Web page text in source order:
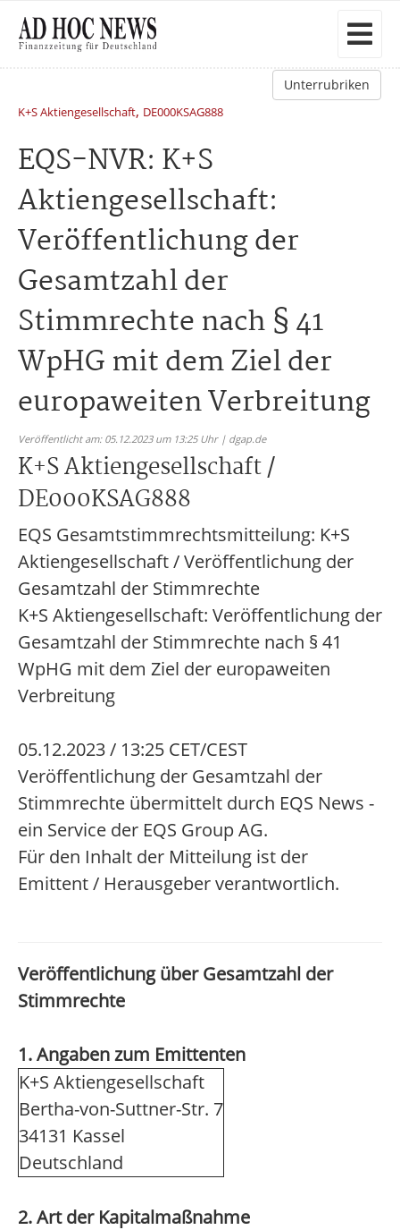
Unterrubriken
K+S Aktiengesellschaft, DE000KSAG888
EQS-NVR: K+S
Aktiengesellschaft:
Veröffentlichung der
Gesamtzahl der
Stimmrechte nach § 41
WpHG mit dem Ziel der
europaweiten Verbreitung
Veröffentlicht am: 05.12.2023 um 13:25 Uhr | dgap.de
K+S Aktiengesellschaft /
DE000KSAG888
EQS Gesamtstimmrechtsmitteilung: K+S
Aktiengesellschaft / Veröffentlichung der
Gesamtzahl der Stimmrechte
K+S Aktiengesellschaft: Veröffentlichung der
Gesamtzahl der Stimmrechte nach § 41
WpHG mit dem Ziel der europaweiten
Verbreitung
05.12.2023 / 13:25 CET/CEST
Veröffentlichung der Gesamtzahl der
Stimmrechte übermittelt durch EQS News -
ein Service der EQS Group AG.
Für den Inhalt der Mitteilung ist der
Emittent / Herausgeber verantwortlich.
Veröffentlichung über Gesamtzahl der
Stimmrechte
1. Angaben zum Emittenten
K+S Aktiengesellschaft
Bertha-von-Suttner-Str. 7
34131 Kassel
Deutschland
2. Art der Kapitalmaßnahme